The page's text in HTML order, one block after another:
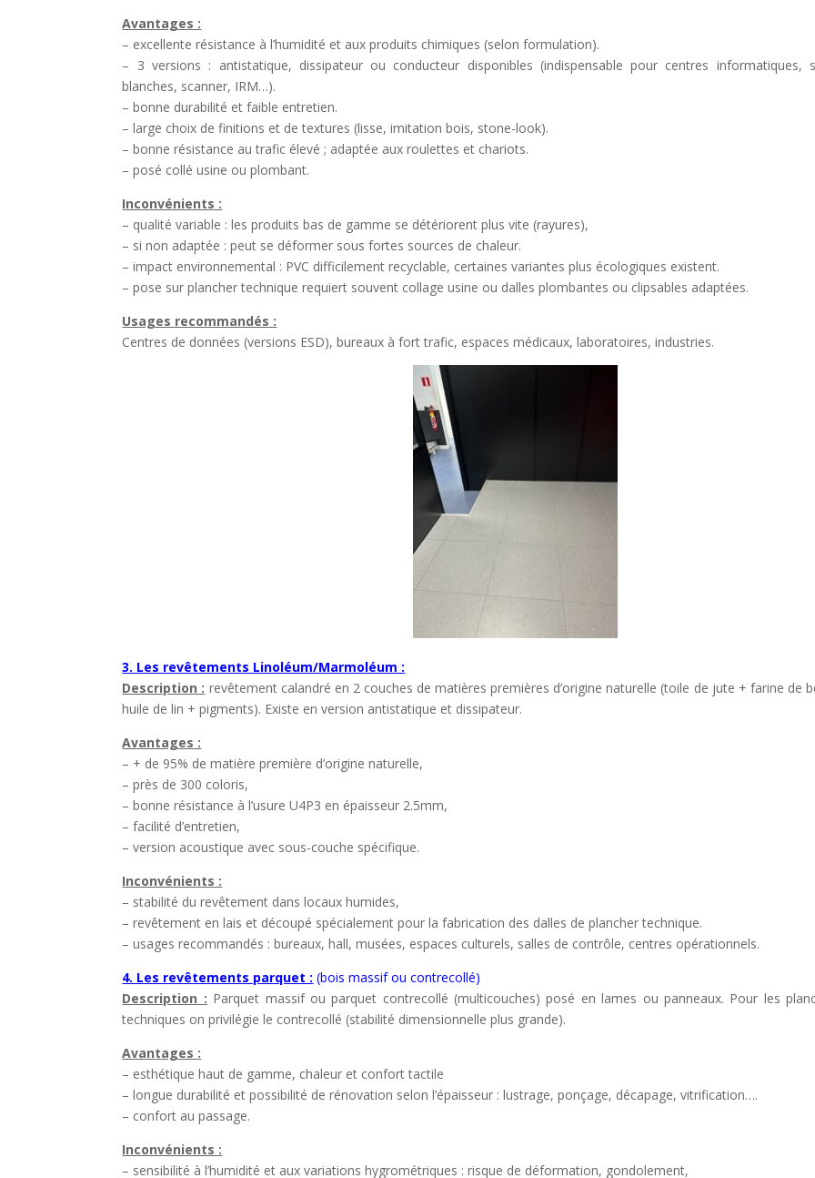
Avantages :
– excellente résistance à l’humidité et aux produits chimiques (selon formulation).
– 3 versions : antistatique, dissipateur ou conducteur disponibles (indispensable pour centres informatiques,
blanches, scanner, IRM…).
– bonne durabilité et faible entretien.
– large choix de finitions et de textures (lisse, imitation bois, stone-look).
– bonne résistance au trafic élevé ; adaptée aux roulettes et chariots.
– posé collé usine ou plombant.
Inconvénients :
– qualité variable : les produits bas de gamme se détériorent plus vite (rayures),
– si non adaptée : peut se déformer sous fortes sources de chaleur.
– impact environnemental : PVC difficilement recyclable, certaines variantes plus écologiques existent.
– pose sur plancher technique requiert souvent collage usine ou dalles plombantes ou clipsables adaptées.
Usages recommandés :
Centres de données (versions ESD), bureaux à fort trafic, espaces médicaux, laboratoires, industries.
3. Les revêtements Linoléum/Marmoléum :
Description : revêtement calandré en 2 couches de matières premières d’origine naturelle (toile de jute + farine de
huile de lin + pigments). Existe en version antistatique et dissipateur.
Avantages :
– + de 95% de matière première d’origine naturelle,
– près de 300 coloris,
– bonne résistance à l’usure U4P3 en épaisseur 2.5mm,
– facilité d’entretien,
– version acoustique avec sous-couche spécifique.
Inconvénients :
– stabilité du revêtement dans locaux humides,
– revêtement en lais et découpé spécialement pour la fabrication des dalles de plancher technique.
– usages recommandés : bureaux, hall, musées, espaces culturels, salles de contrôle, centres opérationnels.
4. Les revêtements parquet : (bois massif ou contrecollé)
Description : Parquet massif ou parquet contrecollé (multicouches) posé en lames ou panneaux. Pour les
techniques on privilégie le contrecollé (stabilité dimensionnelle plus grande).
Avantages :
– esthétique haut de gamme, chaleur et confort tactile
– longue durabilité et possibilité de rénovation selon l’épaisseur : lustrage, ponçage, décapage, vitrification….
– confort au passage.
Inconvénients :
– sensibilité à l’humidité et aux variations hygrométriques : risque de déformation, gondolement,